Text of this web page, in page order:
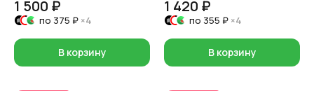
1 500 ₽
по 375 ₽ ×4
В корзину
1 420 ₽
по 355 ₽ ×4
В корзину